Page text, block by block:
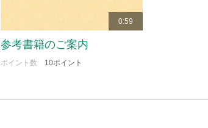
0:59
参考書籍のご案内
ポイント数 10ポイント